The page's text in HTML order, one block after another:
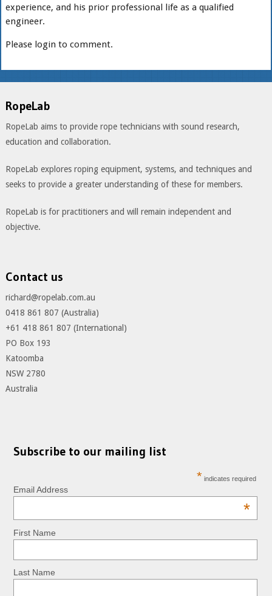
experience, and his prior professional life as a qualified
engineer.
Please login to comment.
RopeLab
RopeLab aims to provide rope technicians with sound research,
education and collaboration.
RopeLab explores roping equipment, systems, and techniques and
seeks to provide a greater understanding of these for members.
RopeLab is for practitioners and will remain independent and
objective.
Contact us
richard@ropelab.com.au
0418 861 807 (Australia)
+61 418 861 807 (International)
PO Box 193
Katoomba
NSW 2780
Australia
Subscribe to our mailing list
* indicates required
Email Address
*
First Name
Last Name